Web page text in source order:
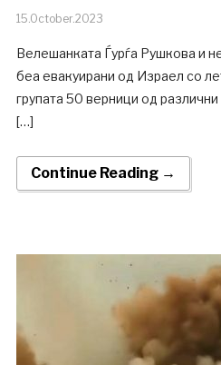
15.October.2023
Велешанката Ѓурѓа Рушкова и
беа евакуирани од Израел со
групата 50 верници од
[…]
Continue Reading →